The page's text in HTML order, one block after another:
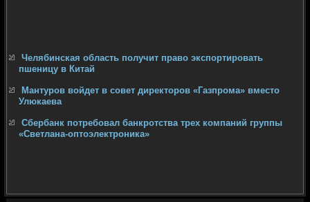
Челябинская область получит право экспортировать
пшеницу в Китай
Мантуров войдет в совет директоров «Газпрома» вместо
Улюкаева
Сбербанк потребовал банкротства трех компаний группы
«Светлана-оптоэлектроника»